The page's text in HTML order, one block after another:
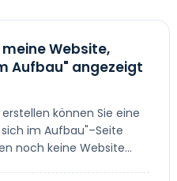
Website,
Aufbau" angezeigt
können Sie eine
im Aufbau"–Seite
noch keine Website...